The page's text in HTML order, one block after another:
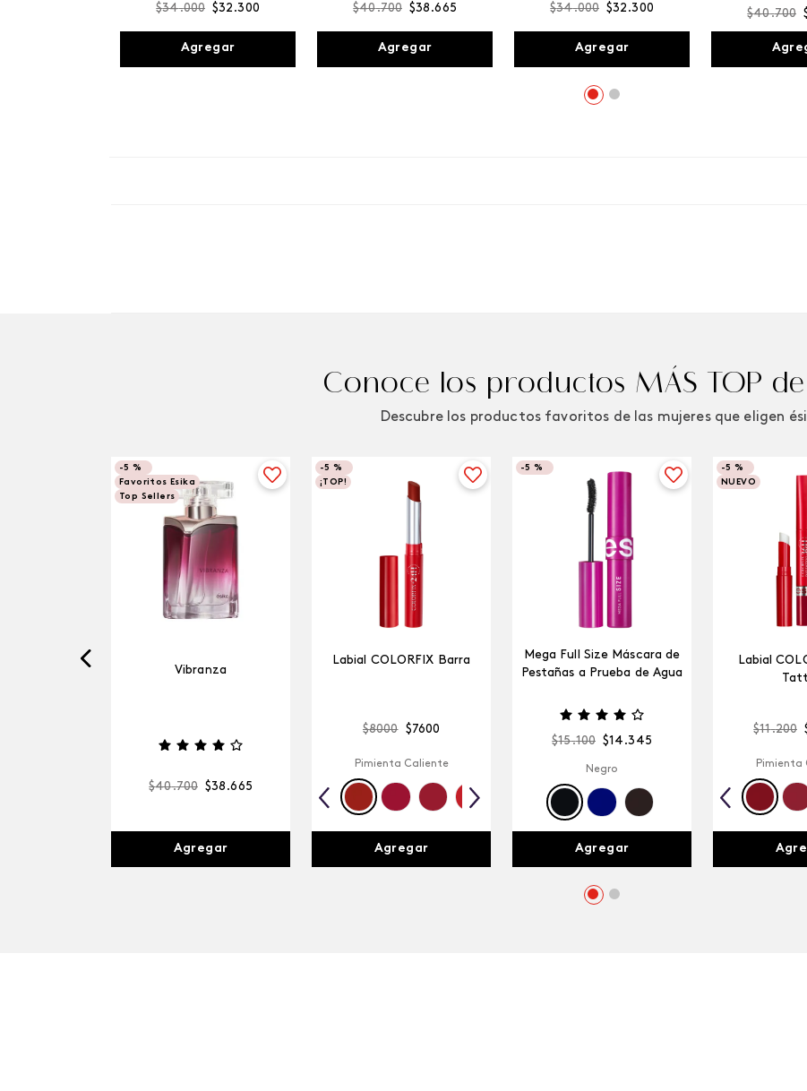
$34.000 $32 .300
Agregar
$40.700 $38 .665
Agregar
$34.000 $32 .300
Agregar
$40.700
Conoce los productos MÁS TOP
Descubre los productos favoritos de las mujeres que eligen
-5 %
Favoritos Esika
Top Sellers
Vibranza
$40.700 $38 .665
Agregar
-5 %
¡TOP!
Labial COLORFIX Barra
$8000 $7600
Pimienta Caliente
Agregar
-5 %
Mega Full Size Máscara de
Pestañas a Prueba de Agua
$15.100 $14 .345
Negro
Agregar
-5 %
NUEVO
Labial
$11.200
Pimienta